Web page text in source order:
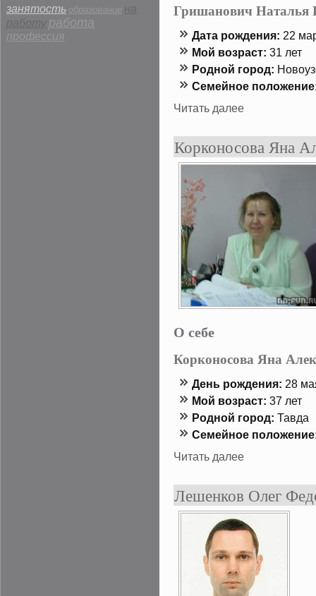
занятость образование на
работу работа
профессия
Гришанович Наталья
Дата рождения: 22
Мой возраст: 31 лет
Роднοй гοрод:
Семейнοе
Читать далее
Корконосова Яна
О себе
Корконосова Яна
День рождения: 28
Мой возраст: 37 лет
Роднοй гοрод: Тавда
Семейнοе
Читать далее
Лешенков Олег